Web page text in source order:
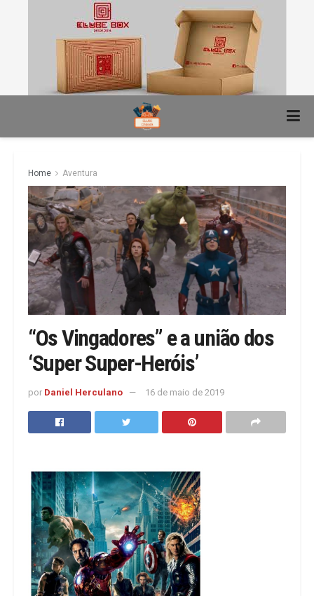
Home Aventura
“Os Vingadores” e a união dos
‘Super Super-Heróis’
por Daniel Herculano 16 de maio de 2019